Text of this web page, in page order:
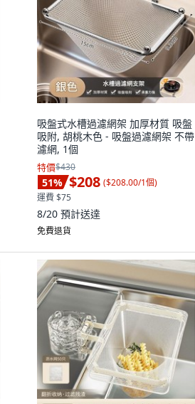
吸盤式水槽過濾網架 加厚材質 吸盤
吸附, 胡桃木色 - 吸盤過濾網架 不帶
濾網, 1個
特價$430
51% $208 ($208.00/1個)
運費 $75
8/20 預計送達
免費退貨